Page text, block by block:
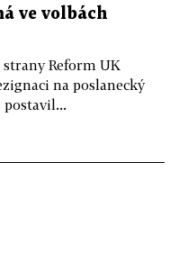
ve volbách
Reform UK
na poslanecký
postavil...